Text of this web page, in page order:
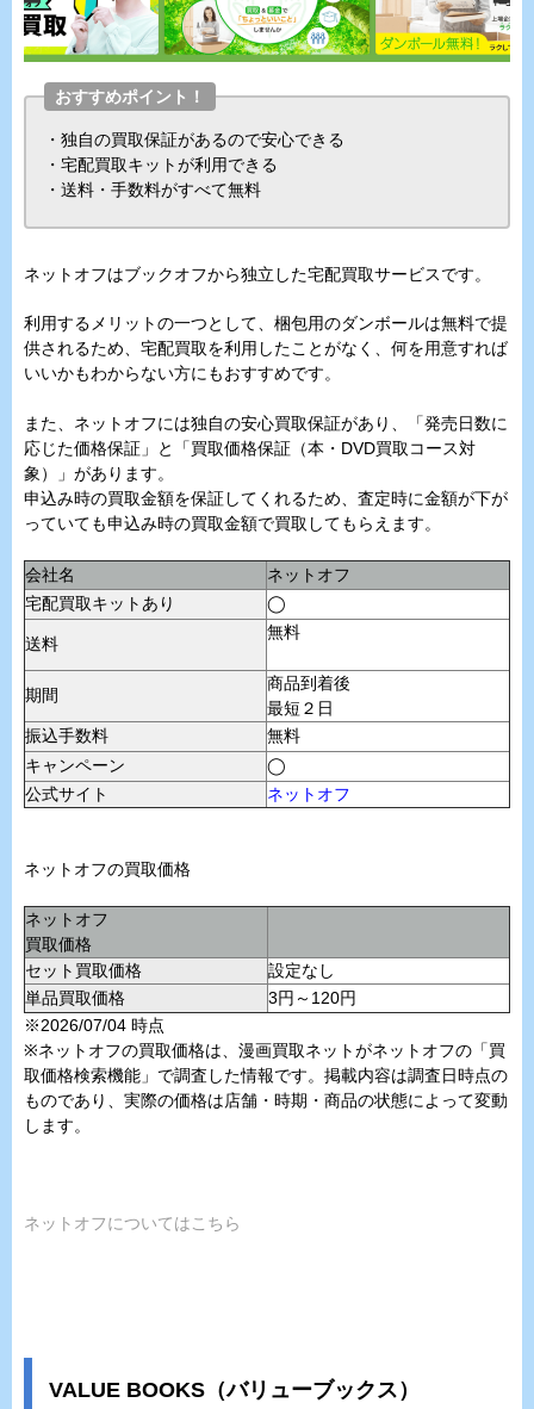
おすすめポイント！
・独自の買取保証があるので安心できる
・宅配買取キットが利用できる
・送料・手数料がすべて無料
ネットオフはブックオフから独立した宅配買取サービスです。
利用するメリットの一つとして、梱包用のダンボールは無料で提
供されるため、宅配買取を利用したことがなく、何を用意すれば
いいかもわからない方にもおすすめです。
また、ネットオフには独自の安心買取保証があり、「発売日数に
応じた価格保証」と「買取価格保証（本・DVD買取コース対
象）」があります。
申込み時の買取金額を保証してくれるため、査定時に金額が下が
っていても申込み時の買取金額で買取してもらえます。
会社名
ネットオフ
宅配買取キットあり
◯
送料
無料
期間
商品到着後
最短２日
振込手数料
無料
キャンペーン
◯
公式サイト
ネットオフ
ネットオフの買取価格
ネットオフ
買取価格
セット買取価格
設定なし
単品買取価格
3円～120円
※2026/07/04 時点
※ネットオフの買取価格は、漫画買取ネットがネットオフの「買
取価格検索機能」で調査した情報です。掲載内容は調査日時点の
ものであり、実際の価格は店舗・時期・商品の状態によって変動
します。
ネットオフについてはこちら
VALUE BOOKS（バリューブックス）